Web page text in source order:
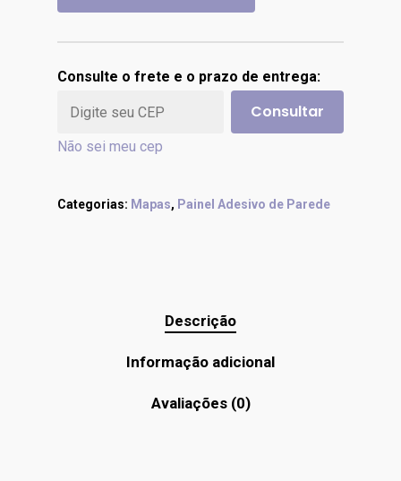
Consulte o frete e o prazo de entrega:
Consultar
Não sei meu cep
Categorias: Mapas, Painel Adesivo de Parede
Descrição
Informação adicional
Avaliações (0)